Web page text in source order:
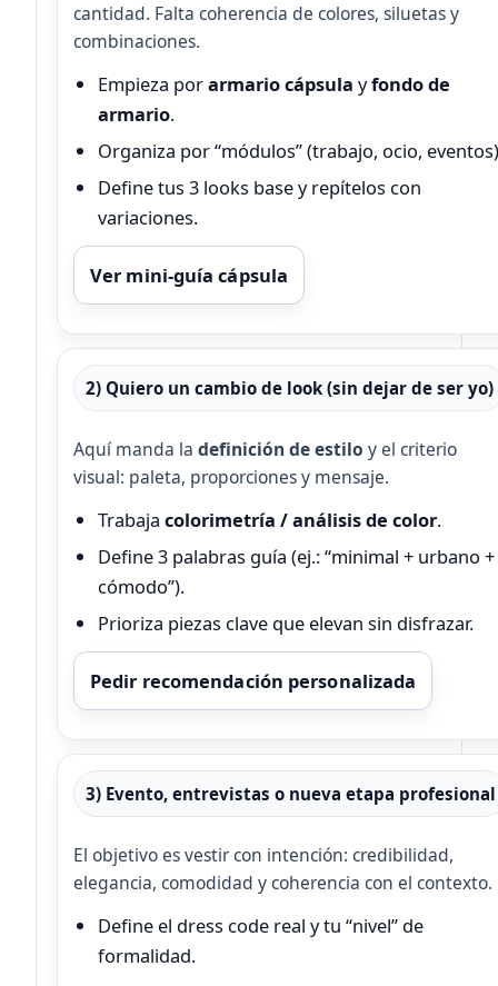
cantidad. Falta coherencia de colores, siluetas y
combinaciones.
Empieza porarmario cápsula yfondo de
armario.
Organiza por “módulos” (trabajo, ocio,
Define tus 3 looks base y repítelos con
variaciones.
Ver mini‑guía cápsula
2) Quiero un cambio de look (sin dejar de ser yo)
Aquí manda la definición de estilo y el criterio
visual: paleta, proporciones y mensaje.
Trabaja colorimetría / análisis de color.
Define 3 palabras guía (ej.: “minimal + urbano +
cómodo”).
Prioriza piezas clave que elevan sin disfrazar.
Pedir recomendación personalizada
3) Evento, entrevistas o nueva etapa profesional
El objetivo es vestir con intención: credibilidad,
elegancia, comodidad y coherencia con el contexto.
Define el dress code real y tu “nivel” de
formalidad.